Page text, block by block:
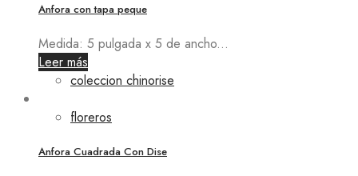
Anfora con tapa peque
Medida: 5 pulgada x 5 de ancho...
Leer más
coleccion chinorise
floreros
Anfora Cuadrada Con Dise